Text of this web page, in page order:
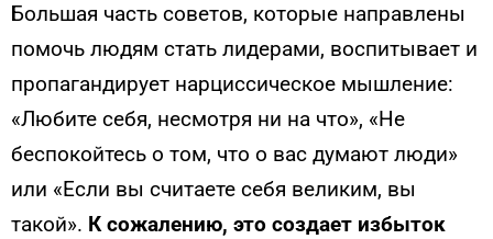
Большая часть советов, которые направлены
помочь людям стать лидерами, воспитывает и
пропагандирует нарциссическое мышление:
«Любите себя, несмотря ни на что», «Не
беспокойтесь о том, что о вас думают люди»
или «Если вы считаете себя великим, вы
такой». К сожалению, это создает избыток